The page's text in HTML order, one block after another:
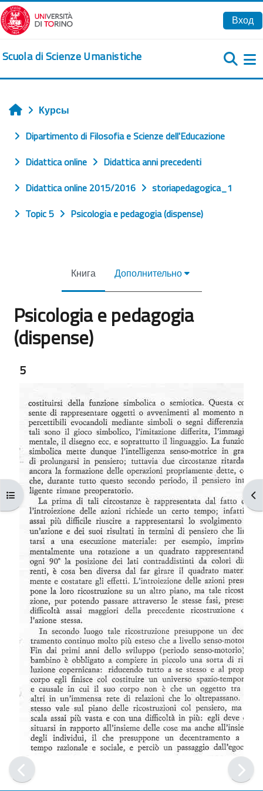
Перейти к основному содержанию
Вход
Scuola di Scienze Umanistiche
Открыть оглавление курса
Главная
Курсы
Dipartimento di Filosofia e Scienze dell'Educazione
Didattica online
Didattica anni precedenti
Didattica online 2015/2016
storiapedagogica_1
Topic 5
Psicologia e pedagogia (dispense)
Книга Дополнительно
Psicologia e pedagogia
(dispense)
5